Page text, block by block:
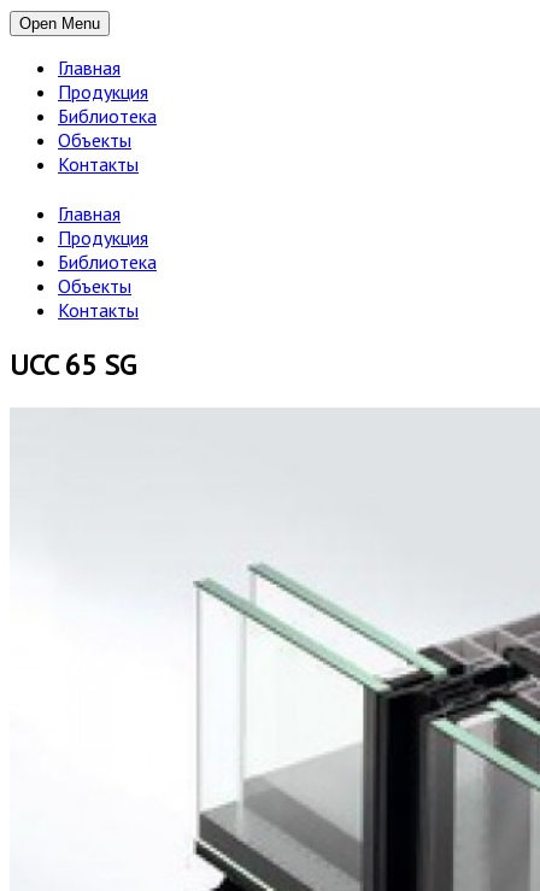
Open Menu
Главная
Продукция
Библиотека
Объекты
Контакты
Главная
Продукция
Библиотека
Объекты
Контакты
UCC 65 SG